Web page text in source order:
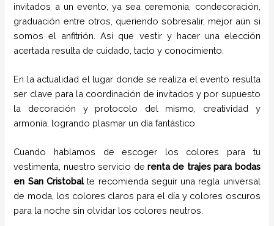
invitados a un evento, ya sea ceremonia, condecoración,
graduación entre otros, queriendo sobresalir, mejor aún si
somos el anfitrión. Así que vestir y hacer una elección
acertada resulta de cuidado, tacto y conocimiento.
En la actualidad el lugar donde se realiza el evento resulta
ser clave para la coordinación de invitados y por supuesto
la decoración y protocolo del mismo, creatividad y
armonía, logrando plasmar un día fantástico.
Cuando hablamos de escoger los colores para tu
vestimenta, nuestro servicio de renta de trajes para bodas
en San Cristobalte recomienda seguir una regla universal
de moda, los colores claros para el día y colores oscuros
para la noche sin olvidar los colores neutros.